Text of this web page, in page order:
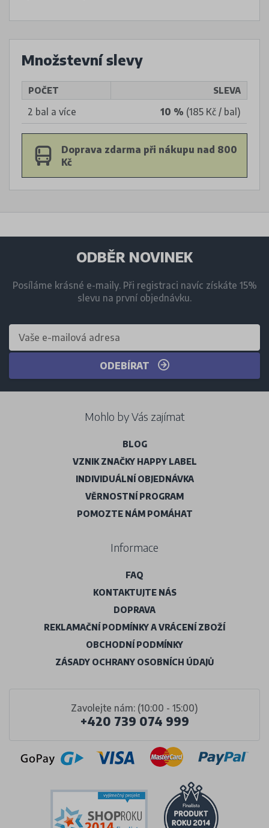
Množstevní slevy
POČET SLEVA
2 bal a více 10 % (185 Kč / bal)
Doprava zdarma při nákupu nad 800
Kč
ODBĚR NOVINEK
Posíláme krásné e-maily. Při registraci navíc získáte 15%
slevu na první objednávku.
ODEBÍRAT
Zavolejte nám: (10:00 - 15:00)
+420 739 074 999
Mohlo by Vás zajímat
BLOG
VZNIK ZNAČKY HAPPY LABEL
INDIVIDUÁLNÍ OBJEDNÁVKA
VĚRNOSTNÍ PROGRAM
POMOZTE NÁM POMÁHAT
Informace
FAQ
KONTAKTUJTE NÁS
DOPRAVA
REKLAMAČNÍ PODMÍNKY A VRÁCENÍ ZBOŽÍ
OBCHODNÍ PODMÍNKY
ZÁSADY OCHRANY OSOBNÍCH ÚDAJŮ